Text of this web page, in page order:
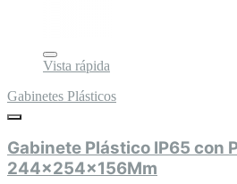
Vista rápida
Gabinetes Plásticos
Gabinete Plástico IP65 con
244x254x156Mm